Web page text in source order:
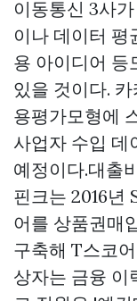
이동통신 3사
이나 데이터 평
용 아이디어 등
있을 것이다.
용평가모형에
사업자 수입 데
예정이다.대출
핀크는 2016년
어를 상품권매
구축해 T스코
상자는 금융 이